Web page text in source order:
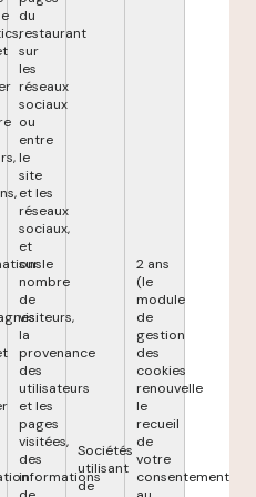
du
restaurant
sur
les
réseaux
sociaux
ou
entre
le
site
et les
réseaux
sociaux,
et
sur le
nombre
de
visiteurs,
la
provenance
des
utilisateurs
et les
pages
visitées,
des
informations
Sociétés
utilisant
de
2 ans
(le
module
de
gestion
des
cookies
renouvelle
le
recueil
de
votre
consentement